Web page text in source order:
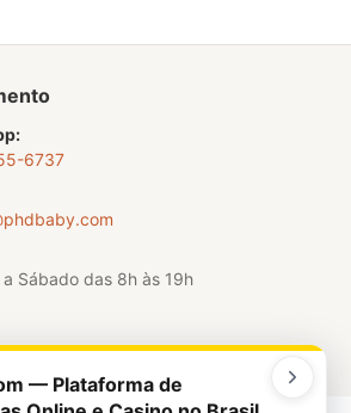
6737
Sábado das 8h às 19h
— Plataforma de